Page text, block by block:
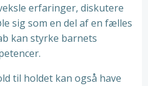
erfaringer, diskutere
sig som en del af en fælles
kan styrke barnets
til holdet kan også have